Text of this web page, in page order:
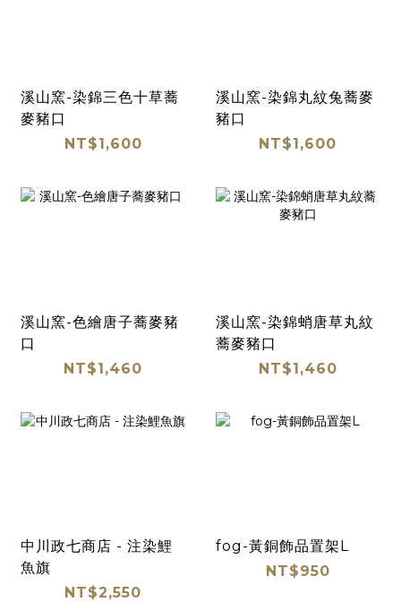
溪山窯-染錦三色十草蕎
麥豬口
NT$1,600
溪山窯-染錦丸紋兔蕎麥
豬口
NT$1,600
溪山窯-色繪唐子蕎麥豬
口
NT$1,460
溪山窯-染錦蛸唐草丸紋
蕎麥豬口
NT$1,460
中川政七商店 - 注染鯉
魚旗
NT$2,550
fog-黃銅飾品置架L
NT$950